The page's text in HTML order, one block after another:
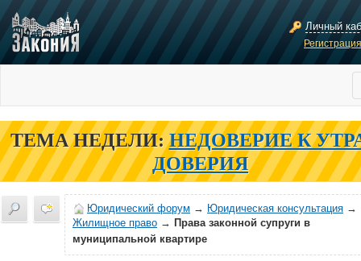
Личный
ТЕМА НЕДЕЛИ: НЕДОВЕРИЕ К
ДОВЕРИЯ
Юридический форум → Юридическая консультация →
Жилищное право → Права законной супруги в
муниципальной квартире